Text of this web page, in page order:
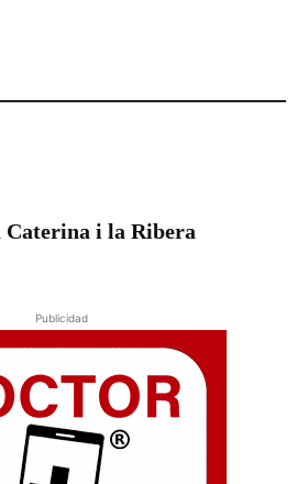
Caterina i la Ribera
Publicidad